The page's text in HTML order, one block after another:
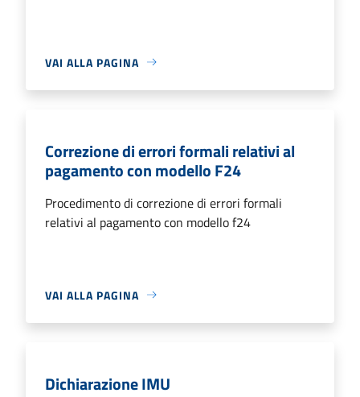
VAI ALLA PAGINA
Correzione di errori formali relativi al
pagamento con modello F24
Procedimento di correzione di errori formali
relativi al pagamento con modello f24
VAI ALLA PAGINA
Dichiarazione IMU